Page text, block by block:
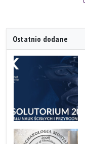
Ostatnio dodane